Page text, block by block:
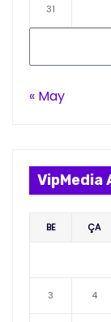
31
« May
VipMedia
BE ÇA
3 4